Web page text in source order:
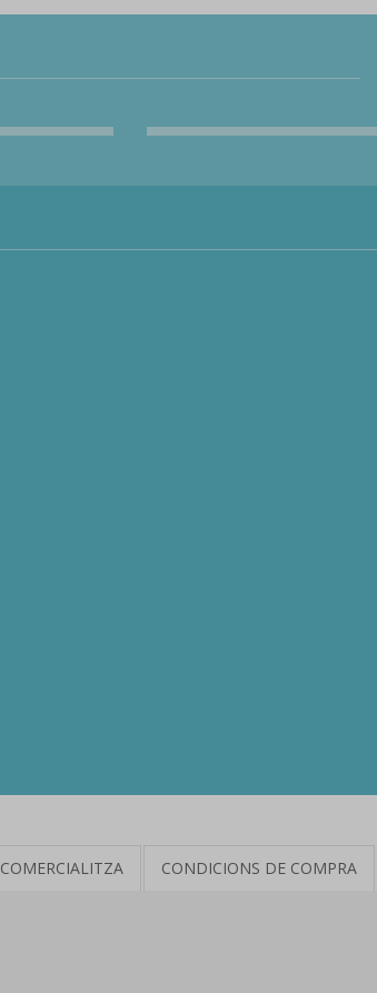
COMERCIALITZA CONDICIONS DE COMPRA